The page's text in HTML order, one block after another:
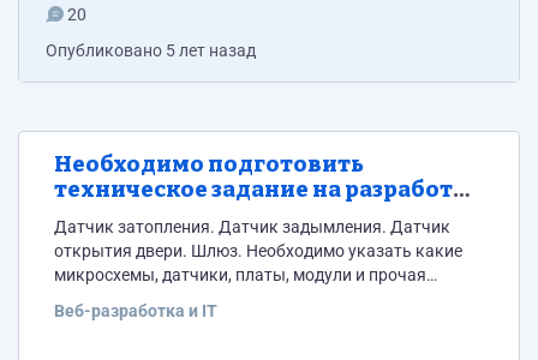
20
Опубликовано 5 лет назад
Необходимо подготовить
техническое задание на разработку
датчиков. Документ в ворде с
картинками и ссылками.
Датчик затопления. Датчик задымления. Датчик
открытия двери. Шлюз. Необходимо указать какие
микросхемы, датчики, платы, модули и прочая
картинка). На каждый элемент необходимо указать
Веб-разработка и IT